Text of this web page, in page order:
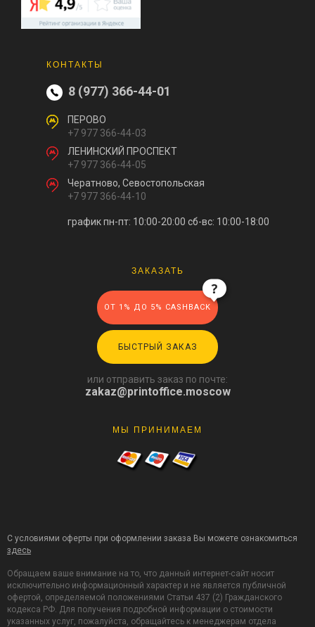
КОНТАКТЫ
8 (977) 366-44-01
ПЕРОВО
+7 977 366-44-03
ЛЕНИНСКИЙ ПРОСПЕКТ
+7 977 366-44-05
Чератново, Севостопольская
+7 977 366-44-10
график пн-пт: 10:00-20:00 сб-вс: 10:00-18:00
ЗАКАЗАТЬ
ОТ 1% ДО 5% CASHBACK
БЫСТРЫЙ ЗАКАЗ
или отправить заказ по почте:
zakaz@printoffice.moscow
МЫ ПРИНИМАЕМ
С условиями оферты при оформлении заказа Вы можете ознакомиться
здесь
Обращаем ваше внимание на то, что данный интернет-сайт носит
исключительно информационный характер и не является публичной
офертой, определяемой положениями Статьи 437 (2) Гражданского
кодекса РФ. Для получения подробной информации о стоимости
указанных услуг, пожалуйста, обращайтесь к менеджерам отдела